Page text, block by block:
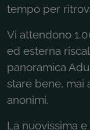
tempo per
Vi attendono
ed esterna
panoramica
stare bene, mai
anonimi.
La nuovissima